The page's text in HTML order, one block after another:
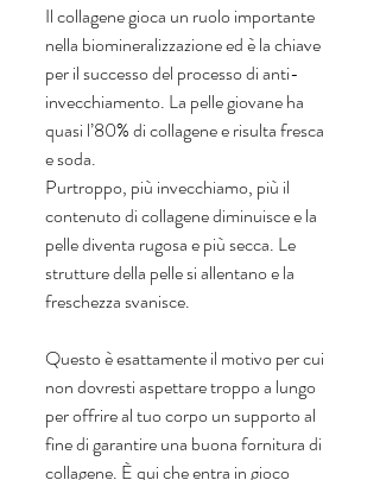
Il collagene gioca un ruolo importante
nella biomineralizzazione ed è la chiave
per il successo del processo di anti-
invecchiamento. La pelle giovane ha
quasi l’80% di collagene e risulta fresca
e soda.
Purtroppo, più invecchiamo, più il
contenuto di collagene diminuisce e la
pelle diventa rugosa e più secca. Le
strutture della pelle si allentano e la
freschezza svanisce.
Questo è esattamente il motivo per cui
non dovresti aspettare troppo a lungo
per offrire al tuo corpo un supporto al
fine di garantire una buona fornitura di
collagene. È qui che entra in gioco